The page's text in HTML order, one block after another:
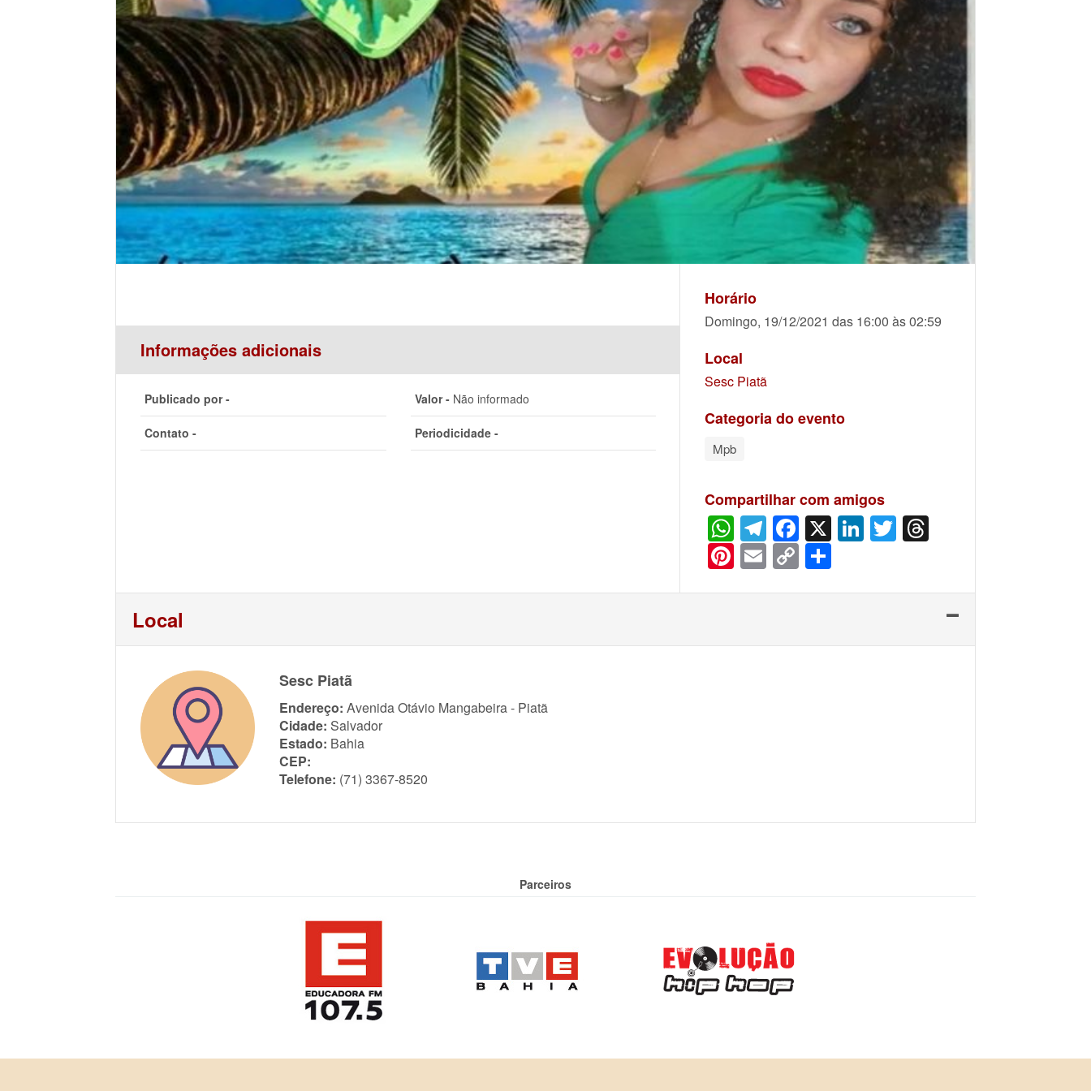
Informações adicionais
Publicado por - Valor -Não informado
Contato - Periodicidade -
Horário
Domingo, 19/12/2021 das 16:00 às 02:59
Local
Sesc Piatã
Categoria do evento
Mpb
Compartilhar com amigos
WhatsApp
Telegram
Facebook
X LinkedIn
Twitter
Pinterest
Email
Copy
Link
Local
Sesc Piatã
Endereço: Avenida Otávio Mangabeira - Piatã
Cidade: Salvador
Estado: Bahia
CEP:
Telefone: (71) 3367-8520
Parceiros